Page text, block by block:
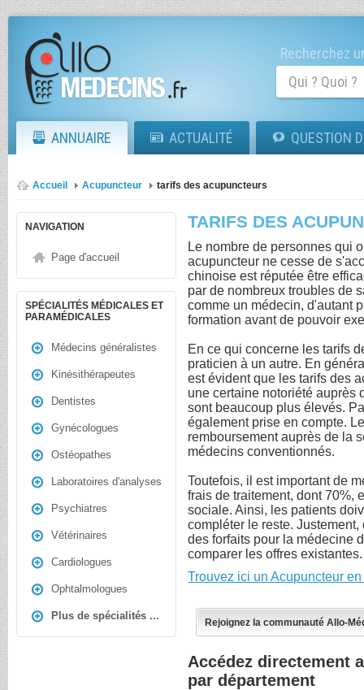
Recherchez
ANNUAIRE ACTUALITÉ QUESTION
Accueil Acupuncteur tarifs des acupuncteurs
NAVIGATION
Page d'accueil
SPÉCIALITÉS MÉDICALES ET
PARAMÉDICALES
Médecins généralistes
Kinésithérapeutes
Dentistes
Gynécologues
Ostéopathes
Laboratoires d'analyses
Psychiatres
Vétérinaires
Cardiologues
Ophtalmologues
Plus de spécialités ...
TARIFS DES
Le nombre de personnes qui
acupuncteur ne cesse de
chinoise est réputée être
par de nombreux troubles de
comme un médecin, d'autant
formation avant de pouvoir
En ce qui concerne les tarifs
praticien à un autre. En
est évident que les tarifs des
une certaine notoriété auprès
sont beaucoup plus élevés.
également prise en compte.
remboursement auprès de la
médecins conventionnés.
Toutefois, il est important de
frais de traitement, dont 70%,
sociale. Ainsi, les patients
compléter le reste.
des forfaits pour la médecine
comparer les offres existantes.
Trouvez ici un Acupuncteur
Rejoignez la communauté Allo-
Accédez directement
par département